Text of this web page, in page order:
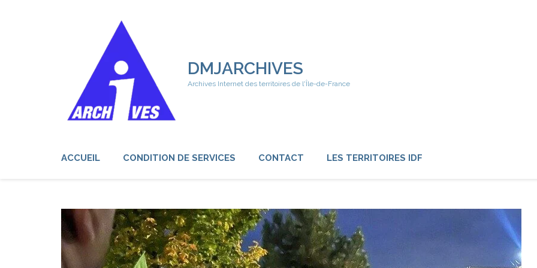
DMJARCHIVES
Archives Internet des territoires de l'Île-de-France
ACCUEIL CONDITION DE SERVICES CONTACT LES TERRITOIRES IDF